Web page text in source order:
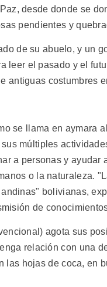
desde donde se
pendientes y
de su abuelo, y un
leer el pasado y el
antiguas costumbres
se llama en aymara
múltiples
a personas y ayudar
o la naturaleza.
bolivianas,
de
agota sus
relación con una
las hojas de coca, en